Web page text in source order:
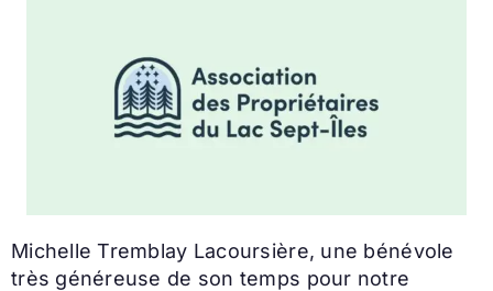
Michelle Tremblay Lacoursière, une bénévole
très généreuse de son temps pour notre